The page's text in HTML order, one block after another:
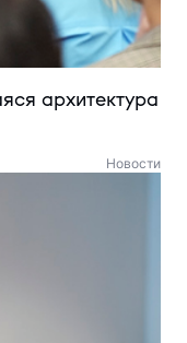
архитектура
Новости